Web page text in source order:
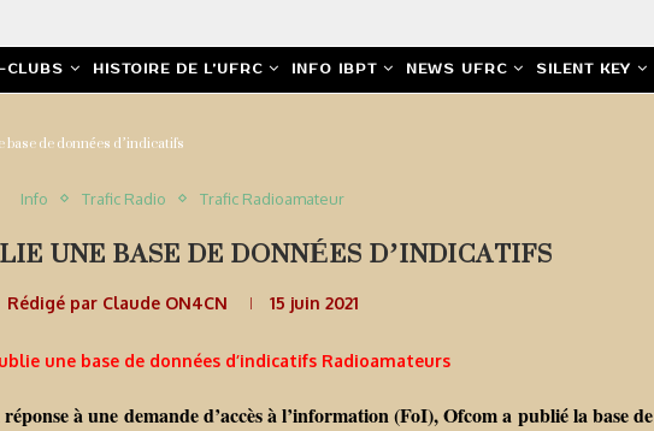
CLUBS HISTOIRE DE L’UFRC INFO IBPT NEWS UFRC SILENT KEY
base de données d’indicatifs
Info Trafic Radio Trafic Radioamateur
UNE BASE DE DONNÉES D’INDICATIFS
Rédigé par Claude ON4CN 15 juin 2021
une base de données d’indicatifs Radioamateurs
à une demande d’accès à l’information (FoI), Ofcom a publié la base de